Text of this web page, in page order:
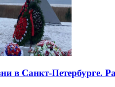
в Санкт-Петербурге.